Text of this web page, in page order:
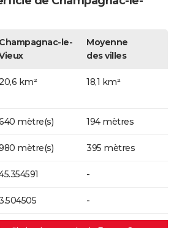
Champagnac-le-
Moyenne
des villes
20,6 km² 18,1 km²
mètre(s) 194 mètres
mètre(s) 395 mètres
-
-